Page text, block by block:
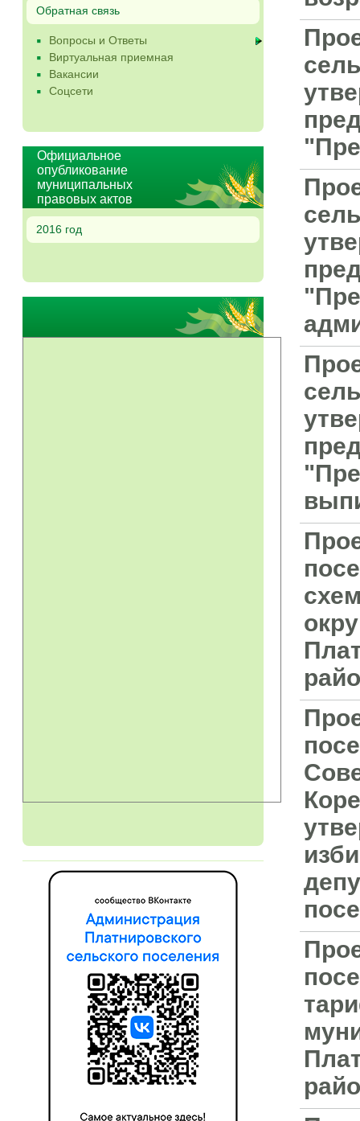
Обратная связь
Вопросы и Ответы
Виртуальная приемная
Вакансии
Соцсети
Официальное
опубликование
муниципальных
правовых актов
2016 год